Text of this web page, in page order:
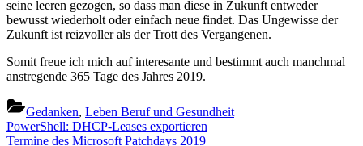
seine leeren gezogen, so dass man diese in Zukunft entweder
bewusst wiederholt oder einfach neue findet. Das Ungewisse der
Zukunft ist reizvoller als der Trott des Vergangenen.
Somit freue ich mich auf interesante und bestimmt auch manchmal
anstregende 365 Tage des Jahres 2019.
Gedanken, Leben Beruf und Gesundheit
Beitragsnavigation
Previous
Post:
PowerShell: DHCP-Leases exportieren
Next
Termine des Microsoft Patchdays 2019